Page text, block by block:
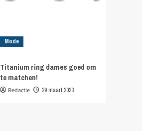
Mode
Titanium ring dames goed om
te matchen!
Redactie 29 maart 2023